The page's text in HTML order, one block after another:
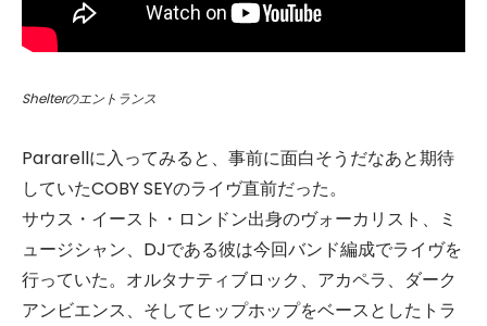
Shelterのエントランス
Pararellに入ってみると、事前に面白そうだなあと期待
していたCOBY SEYのライヴ直前だった。
サウス・イースト・ロンドン出身のヴォーカリスト、ミ
ュージシャン、DJである彼は今回バンド編成でライヴを
行っていた。オルタナティブロック、アカペラ、ダーク
アンビエンス、そしてヒップホップをベースとしたトラ